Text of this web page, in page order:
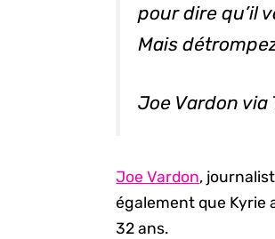
pour dire qu’il
Mais
Joe Vardon via
Joe Vardon,
également que
32 ans.